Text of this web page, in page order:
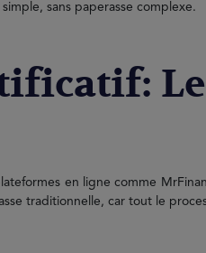
sans paperasse complexe.
en ligne comme
traditionnelle, car tout le